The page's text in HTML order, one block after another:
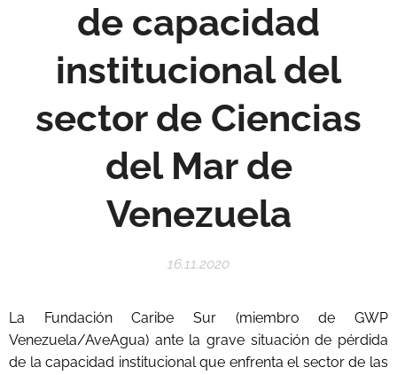
de capacidad
institucional del
sector de Ciencias
del Mar de
Venezuela
16.11.2020
La Fundación Caribe Sur (miembro de GWP
Venezuela/AveAgua) ante la grave situación de pérdida
de la capacidad institucional que enfrenta el sector de las